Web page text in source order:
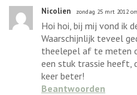
Nicolien zondag 25 mrt 2012
Hoi hoi, bij mij vond ik
Waarschijnlijk teveel
theelepel af te meten
een stuk trassie heeft,
keer beter!
Beantwoorden